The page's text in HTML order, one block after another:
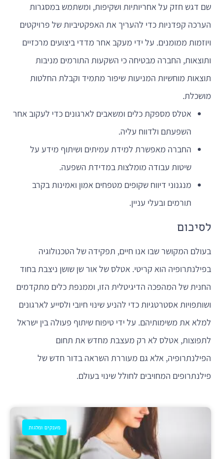
שם דגש חזק על אחריותיות ושקיפות, ומשתמש במסגרות
הערכה קפדניות כדי להעריך את האפקטיביות של פרויקטים
ויוזמות ממומנים. על ידי מעקב אחר מדדי ביצועים מרכזיים
ותוצאות, החברה מבטיחה כי השקעות התורמים מניבות
תוצאות מוחשיות המניעות שיפור מתמיד וקבלת החלטות
מושכלת.
אטלס מספקת כלים ומשאבים לארגונים כדי לעקוב אחר
השפעתם ולדווח עליה.
החברה מאפשרת למידת עמיתים ושיתוף מידע על
שיטות עבודה מומלצות במדידת השפעה.
מנגנוני דיווח שקופים מטפחים אמון ואמינות בקרב
תורמים ובעלי עניין.
לסיכום
בעולם המקושר שבו אנו חיים, תפקידה של הטכנולוגיה
בפילנתרופיה הוא קריטי. אטלס של אור שן שושן ניצבת בחוד
החנית של המהפכה הדיגיטלית הזו, וממנפת כלים מתקדמים
ושותפויות אסטרטגיות כדי להניע שינוי חיובי ולסייע לארגונים
למלא את משימותיהם. על ידי טיפוח שיתוף פעולה בין ישראל
לתפוצות, אטלס לא רק מעצבת מחדש את תחום
הפילנתרופיה, אלא גם מעוררת השראה בדור חדש של
פילנתרופים המחויבים לחולל שינוי בעולם.
מענקים ומלגות